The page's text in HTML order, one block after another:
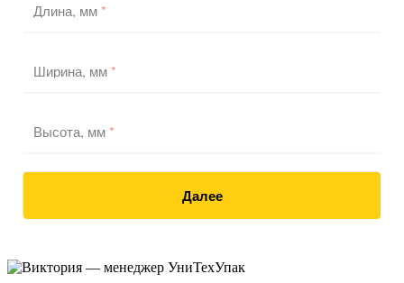
Длина, мм*
Ширина, мм*
Высота, мм*
Далее